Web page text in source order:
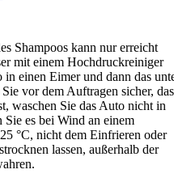
Shampoos kann nur erreicht
mit einem Hochdruckreiniger
in einen Eimer und dann das
vor dem Auftragen sicher,
waschen Sie das Auto nicht in
es bei Wind an einem
°C, nicht dem Einfrieren oder
lassen, außerhalb der